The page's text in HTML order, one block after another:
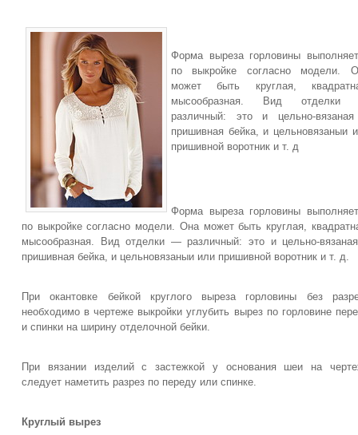
Форма выреза горловины
по выкройке согласно модели.
может быть круглая,
мысообразная. Вид
различный: это и цельно-
пришивная бейка, и цельновязаныи
пришивной воротник и т. д
Форма выреза горловины
по выкройке согласно модели. Она может быть круглая,
мысообразная. Вид отделки — различный: это и цельно-
пришивная бейка, и цельновязаныи или пришивной воротник и т. д.
При окантовке бейкой круглого выреза горловины без
необходимо в чертеже выкройки углубить вырез по горловине
и спинки на ширину отделочной бейки.
При вязании изделий с застежкой у основания шеи на
следует наметить разрез по переду или спинке.
Круглый вырез